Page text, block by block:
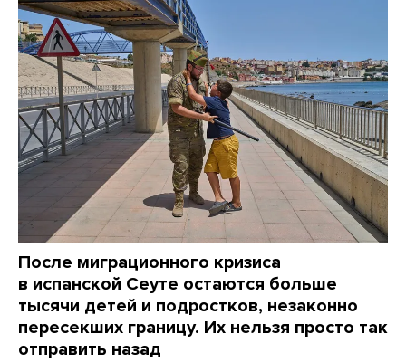
После миграционного кризиса
в испанской Сеуте остаются больше
тысячи детей и подростков, незаконно
пересекших границу. Их нельзя просто так
отправить назад